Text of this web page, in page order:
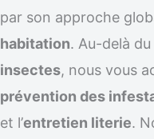
par son approche
habitation. Au-delà
insectes, nous vous
prévention des
et l’entretien literie.